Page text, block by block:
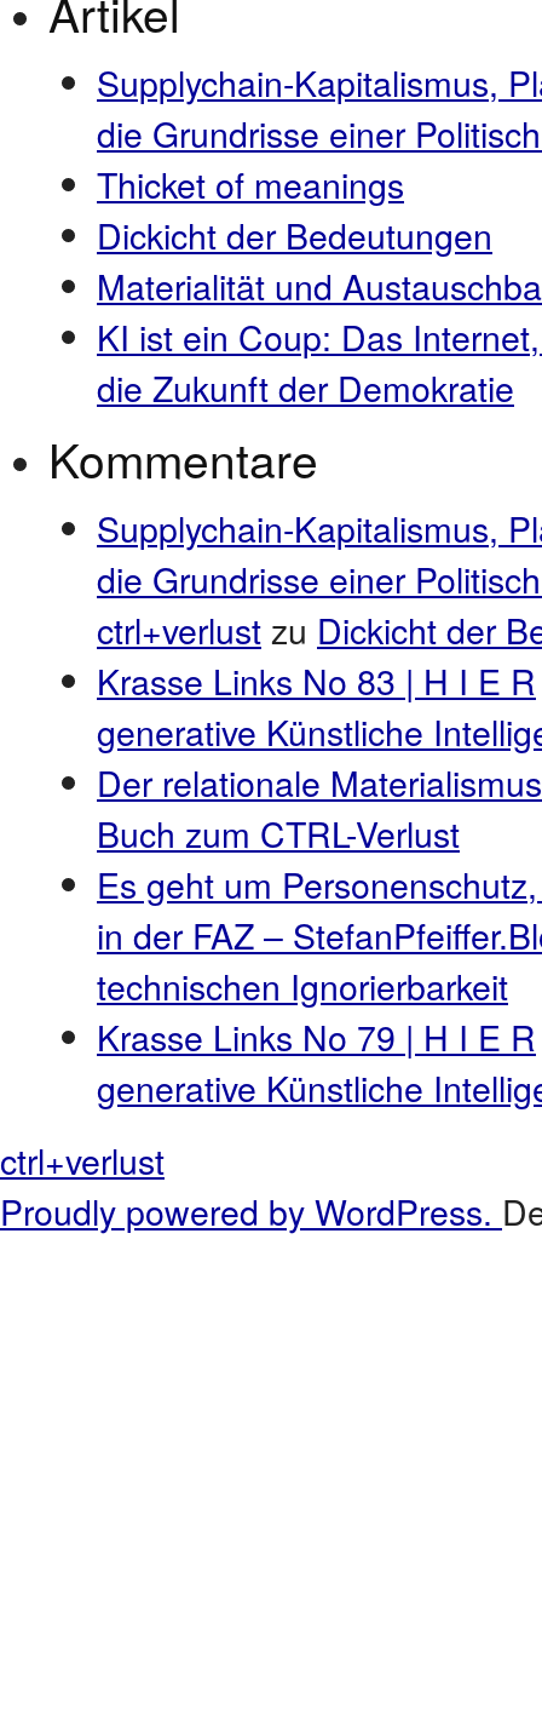
Supplychain-Kapitalismus,
die Grundrisse einer
Thicket of meanings
Dickicht der Bedeutungen
Materialität und
KI ist ein Coup: Das
die Zukunft der Demokratie
Kommentare
Supplychain-Kapitalismus,
die Grundrisse einer
ctrl+verlustzu Dickicht der
Krasse Links No 83 | H I E R
generative Künstliche
Der relationale
Buch zum CTRL-Verlust
Es geht um
in der FAZ –
technischen Ignorierbarkeit
Krasse Links No 79 | H I E R
generative Künstliche
ctrl+verlust
Proudly powered by WordPress.